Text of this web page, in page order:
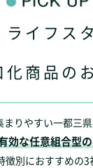
ライフス
化商品の
まりやすい一都三
効な任意組合型
別におすすめの3